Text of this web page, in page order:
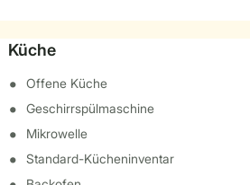
Küche
Offene Küche
Geschirrspülmaschine
Mikrowelle
Standard-Kücheninventar